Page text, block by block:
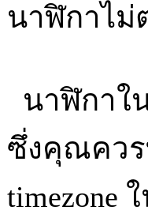
นาฬิกาไม่
นาฬิกาใ
ซึ่งคุณควร
timezone